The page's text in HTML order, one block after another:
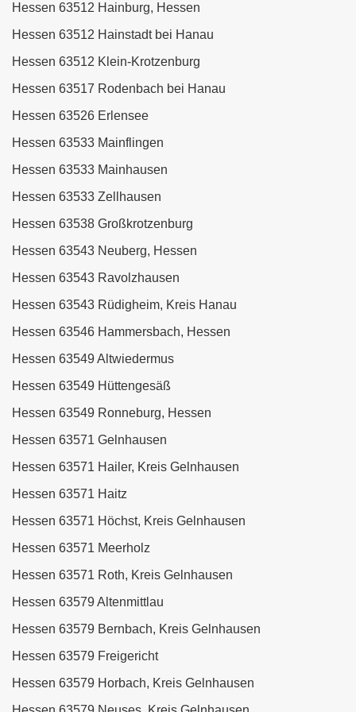
Hessen 63512 Hainburg, Hessen
Hessen 63512 Hainstadt bei Hanau
Hessen 63512 Klein-Krotzenburg
Hessen 63517 Rodenbach bei Hanau
Hessen 63526 Erlensee
Hessen 63533 Mainflingen
Hessen 63533 Mainhausen
Hessen 63533 Zellhausen
Hessen 63538 Großkrotzenburg
Hessen 63543 Neuberg, Hessen
Hessen 63543 Ravolzhausen
Hessen 63543 Rüdigheim, Kreis Hanau
Hessen 63546 Hammersbach, Hessen
Hessen 63549 Altwiedermus
Hessen 63549 Hüttengesäß
Hessen 63549 Ronneburg, Hessen
Hessen 63571 Gelnhausen
Hessen 63571 Hailer, Kreis Gelnhausen
Hessen 63571 Haitz
Hessen 63571 Höchst, Kreis Gelnhausen
Hessen 63571 Meerholz
Hessen 63571 Roth, Kreis Gelnhausen
Hessen 63579 Altenmittlau
Hessen 63579 Bernbach, Kreis Gelnhausen
Hessen 63579 Freigericht
Hessen 63579 Horbach, Kreis Gelnhausen